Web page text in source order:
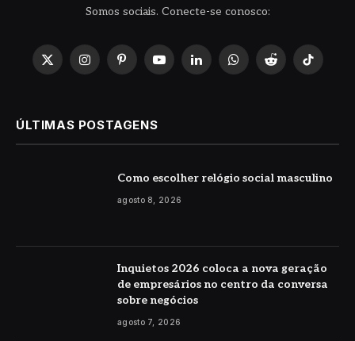
Somos sociais. Conecte-se conosco:
X
InstagramPinterestYouTubeLinkedInWhatsApp
Reddit TikTok
ÚLTIMAS POSTAGENS
Como escolher relógio social masculino
agosto 8, 2026
Inquietos 2026 coloca a nova geração
de empresários no centro da conversa
sobre negócios
agosto 7, 2026